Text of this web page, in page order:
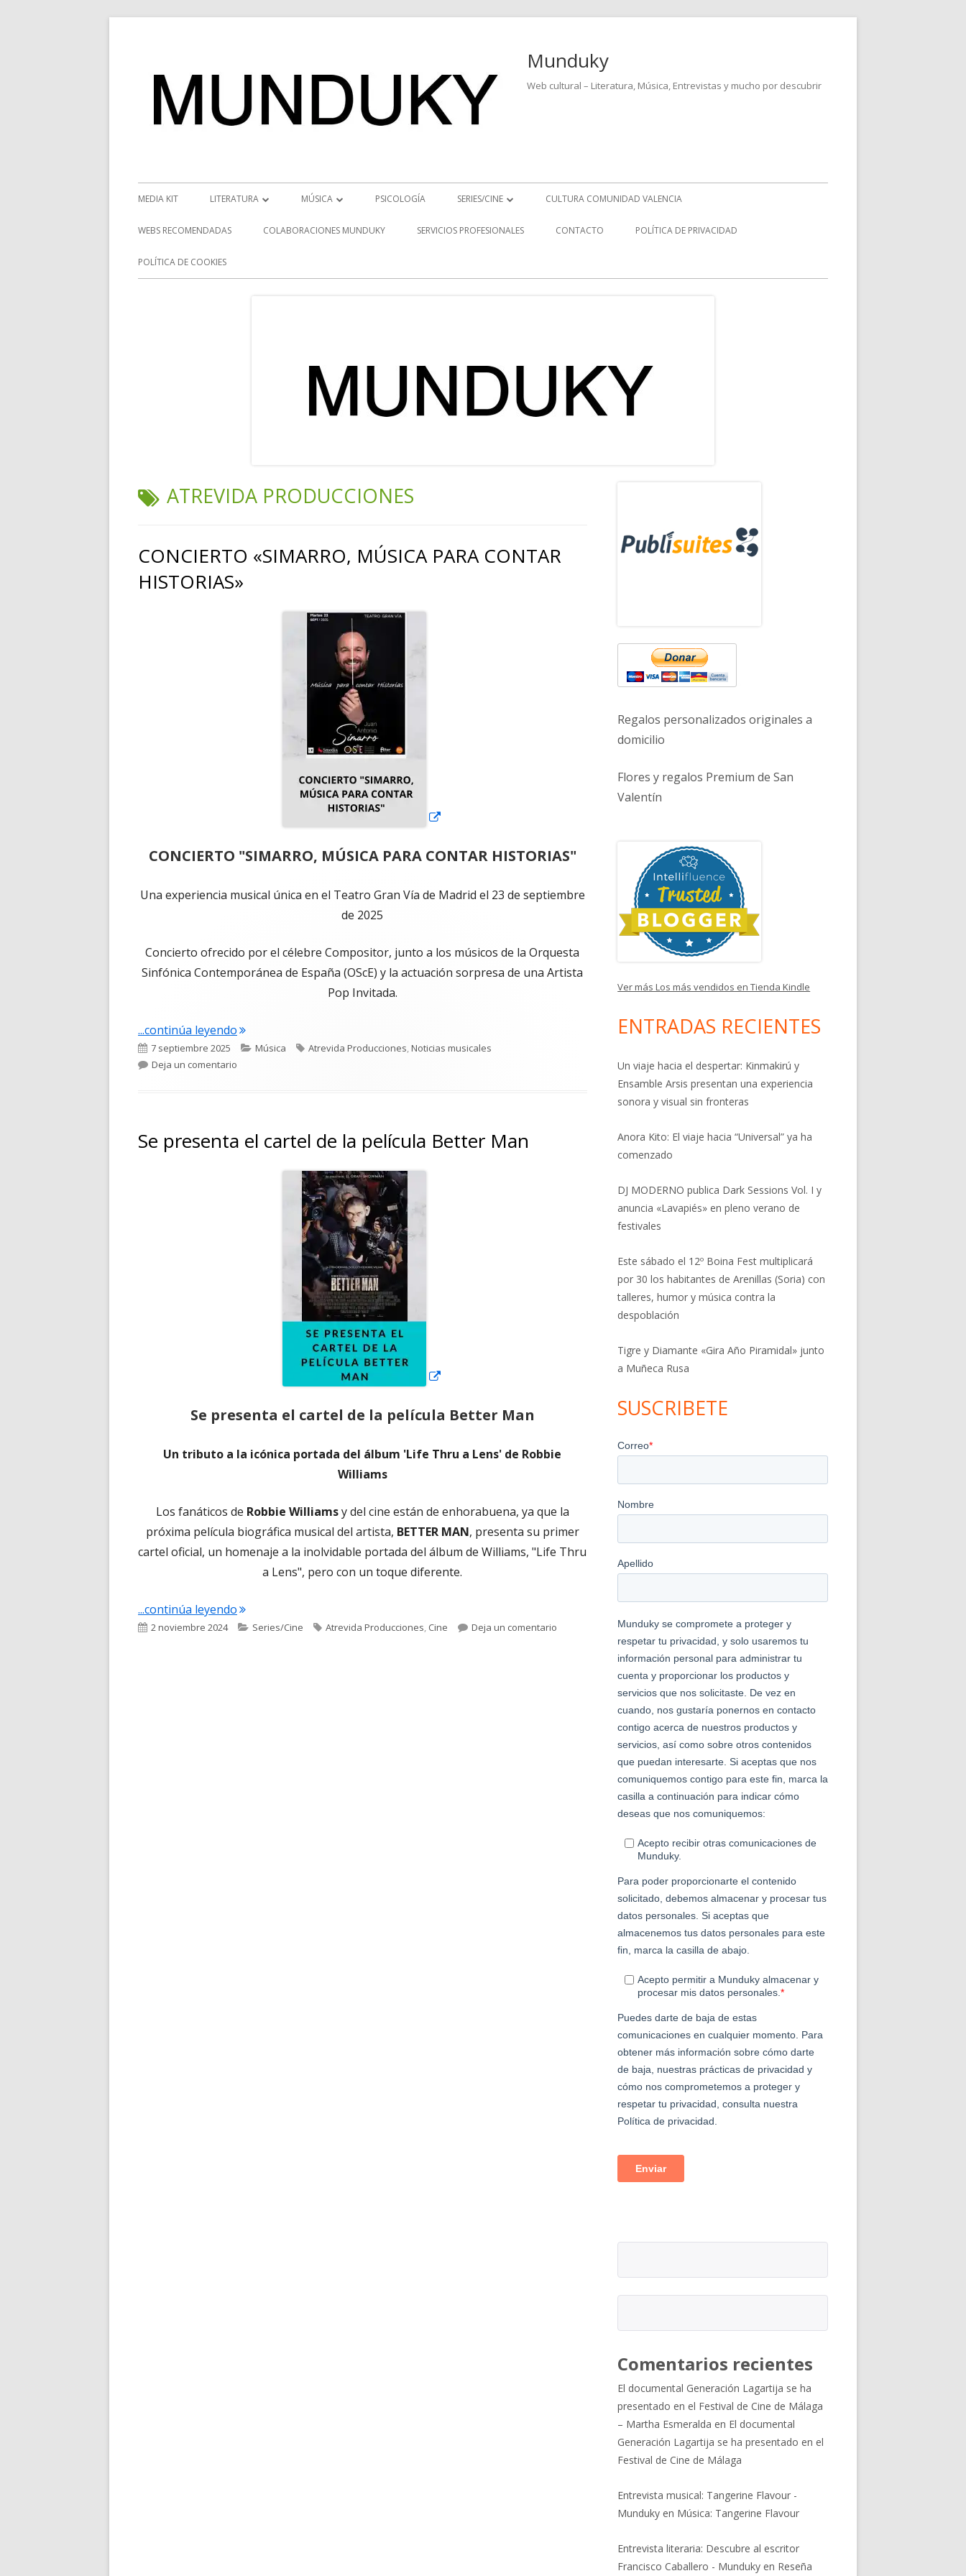
Munduky
Web cultural – Literatura, Música, Entrevistas y mucho por descubrir
Menú
principal
MEDIA KIT LITERATURA
RESEÑAS
NOVEDADES
MÚSICA
NOTICIAS MUSICALES
PSICOLOGÍA SERIES/CINE
SERIES
CULTURA COMUNIDAD VALENCIA
WEBS RECOMENDADAS COLABORACIONES MUNDUKY SERVICIOS PROFESIONALES CONTACTO POLÍTICA DE PRIVACIDAD
POLÍTICA DE COOKIES
ETIQUETA:
ATREVIDA PRODUCCIONES
CONCIERTO «SIMARRO, MÚSICA PARA CONTAR
HISTORIAS»
CONCIERTO "SIMARRO, MÚSICA PARA CONTAR HISTORIAS"
Una experiencia musical única en el Teatro Gran Vía de Madrid el 23 de septiembre
de 2025
Concierto ofrecido por el célebre Compositor, junto a los músicos de la Orquesta
Sinfónica Contemporánea de España (OScE) y la actuación sorpresa de una Artista
Pop Invitada.
...continúa leyendo"CONCIERTO «SIMARRO, MÚSICA PARA CONTAR HISTORIAS»"
Publicado
el
7 septiembre 2025 Categorías
Música Etiquetas
Atrevida Producciones,Noticias musicales
Deja un comentario
Se presenta el cartel de la película Better Man
Se presenta el cartel de la película Better Man
Un tributo a la icónica portada del álbum 'Life Thru a Lens' de Robbie
Williams
Los fanáticos de Robbie Williamsy del cine están de enhorabuena, ya que la
próxima película biográfica musical del artista, BETTER MAN, presenta su primer
cartel oficial, un homenaje a la inolvidable portada del álbum de Williams, "Life Thru
a Lens", pero con un toque diferente.
...continúa leyendo"Se presenta el cartel de la película Better Man"
Publicado
2 noviembre 2024 Categorías
Series/Cine Etiquetas
Atrevida Producciones, Cine Deja un comentario para Se presenta el cartel de la película Better Man
lateral
principal
Regalos personalizados originales a
domicilio
Flores y regalos Premium de San
Valentín
Ver más Los más vendidos en Tienda Kindle
ENTRADAS RECIENTES
Un viaje hacia el despertar: Kinmakirú y
Ensamble Arsis presentan una experiencia
sonora y visual sin fronteras
Anora Kito: El viaje hacia “Universal” ya ha
comenzado
DJ MODERNO publica Dark Sessions Vol. I y
anuncia «Lavapiés» en pleno verano de
festivales
Este sábado el 12º Boina Fest multiplicará
por 30 los habitantes de Arenillas (Soria) con
talleres, humor y música contra la
despoblación
Tigre y Diamante «Gira Año Piramidal» junto
a Muñeca Rusa
SUSCRIBETE
Comentarios recientes
El documental Generación Lagartija se ha
presentado en el Festival de Cine de Málaga
– Martha Esmeralda en El documental
Generación Lagartija se ha presentado en el
Festival de Cine de Málaga
Entrevista musical: Tangerine Flavour -
Munduky en Música: Tangerine Flavour
Entrevista literaria: Descubre al escritor
Francisco Caballero - Munduky en Reseña